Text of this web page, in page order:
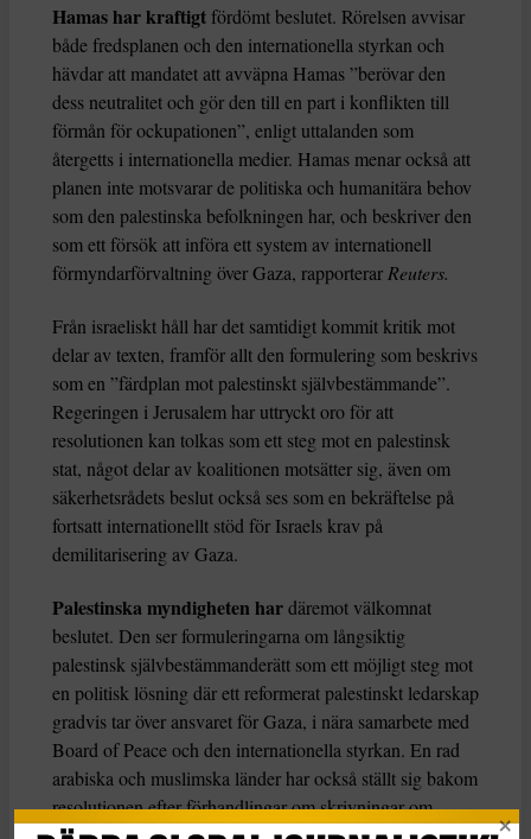
Hamas har kraftigtfördömt beslutet. Rörelsen avvisar
både fredsplanen och den internationella styrkan och
hävdar att mandatet att avväpna Hamas ”berövar den
dess neutralitet och gör den till en part i konflikten till
förmån för ockupationen”, enligt uttalanden som
återgetts i internationella medier. Hamas menar också att
planen inte motsvarar de politiska och humanitära behov
som den palestinska befolkningen har, och beskriver den
som ett försök att införa ett system av internationell
förmyndarförvaltning över Gaza, rapporterar Reuters.
Från israeliskt håll har det samtidigt kommit kritik mot
delar av texten, framför allt den formulering som beskrivs
som en ”färdplan mot palestinskt självbestämmande”.
Regeringen i Jerusalem har uttryckt oro för att
resolutionen kan tolkas som ett steg mot en palestinsk
stat, något delar av koalitionen motsätter sig, även om
säkerhetsrådets beslut också ses som en bekräftelse på
fortsatt internationellt stöd för Israels krav på
demilitarisering av Gaza.
Palestinska myndigheten hardäremot välkomnat
beslutet. Den ser formuleringarna om långsiktig
palestinsk självbestämmanderätt som ett möjligt steg mot
en politisk lösning där ett reformerat palestinskt ledarskap
gradvis tar över ansvaret för Gaza, i nära samarbete med
Board of Peace och den internationella styrkan. En rad
arabiska och muslimska länder har också ställt sig bakom
resolutionen efter förhandlingar om skrivningar om